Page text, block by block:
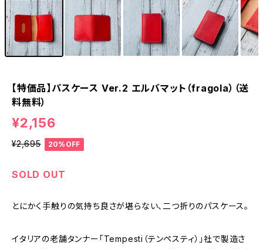
【特価品】パスケース Ver.2 エルバマット（fragola）（送
料無料）
¥2,156
¥2,695 20%OFF
SOLD OUT
とにかく手触りの気持ち良さが堪らない、二つ折りのパスケース。
イタリアの老舗タンナー「Tempesti（テンペスティ）」社で製造さ